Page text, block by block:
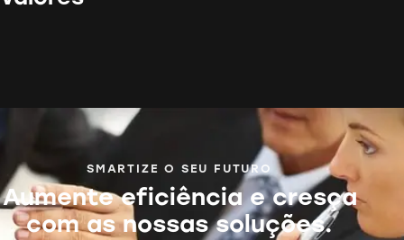
SMARTIZE O SEU FUTURO
Aumente eficiência e cresça
com as nossas soluções.